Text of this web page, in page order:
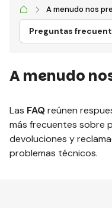
A menudo nos
Preguntas
A menudo
Las FAQreúnen
más frecuentes sobre
devoluciones y
problemas técnicos.